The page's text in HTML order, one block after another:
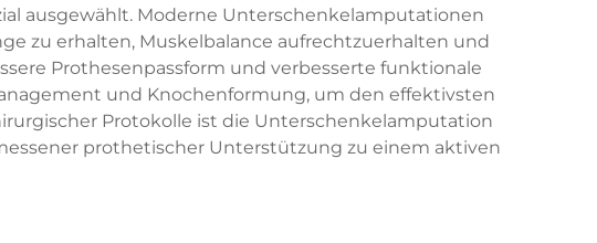
ausgewählt. Moderne Unterschenkelamputationen
zu erhalten, Muskelbalance aufrechtzuerhalten und
Prothesenpassform und verbesserte funktionale
und Knochenformung, um den effektivsten
Protokolle ist die Unterschenkelamputation
prothetischer Unterstützung zu einem aktiven